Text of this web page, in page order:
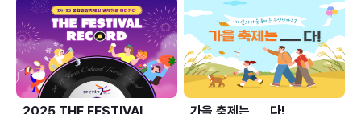
2025 THE FESTIVAL